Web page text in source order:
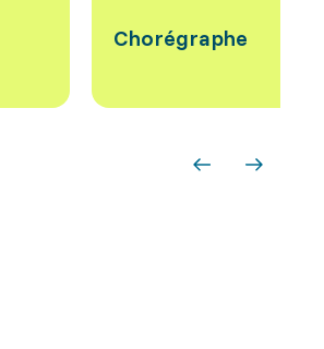
Chorégraphe